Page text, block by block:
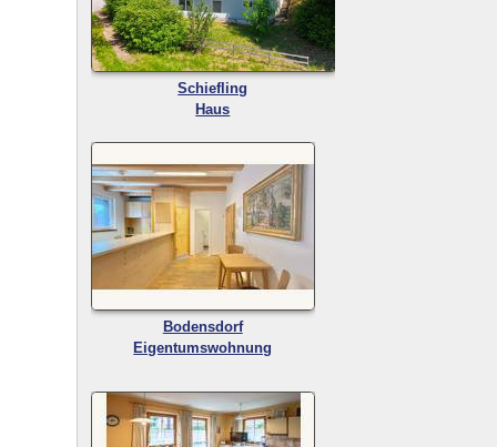
Schiefling
Haus
Bodensdorf
Eigentumswohnung